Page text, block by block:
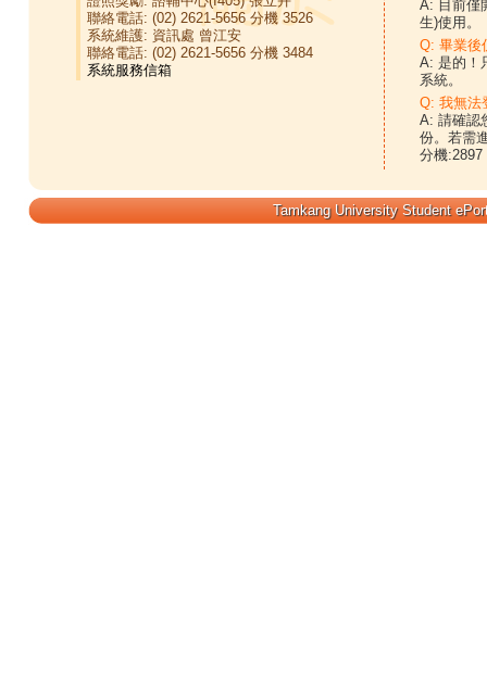
聯絡電話: (02) 2621-5656 分機 3526
系統維護: 資訊處 曾江安
聯絡電話: (02) 2621-5656 分機 3484
A: 目前僅
生)使用。
Q: 畢業後
A: 是的！
系統。
Q: 我無法
A: 請確認
份。若需
分機:2897
Tamkang University Student